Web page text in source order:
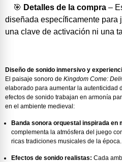
🎯 Detalles de la compra –
diseñada específicamente para
una clave de activación ni una
Diseño de sonido inmersivo y
El paisaje sonoro de Kingdom Come:
elaborado para aumentar la autenticidad
efectos de sonido trabajan en armonía
en el ambiente medieval:
Banda sonora orquestal inspirada en
complementa la atmósfera del juego
ricas tradiciones musicales de la época.
Efectos de sonido realistas: Cada